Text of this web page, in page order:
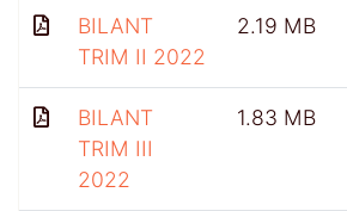
BILANT
TRIM II 2022
2.19 MB
BILANT
TRIM III
2022
1.83 MB